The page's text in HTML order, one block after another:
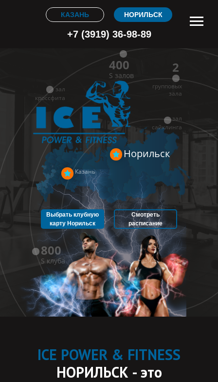
Расписание
Контакты
Тарифы
О клубе
КАЗАНЬ НОРИЛЬСК
+7 (3919) 36-98-89
800
S клуба
400
S залов
2
групповых
зала
Выбрать клубную
карту Норильск
Смотреть
расписание
зал
сайклинга
зал
кроссфита
Казань
Норильск
ICE POWER & FITNESS
НОРИЛЬСК - это